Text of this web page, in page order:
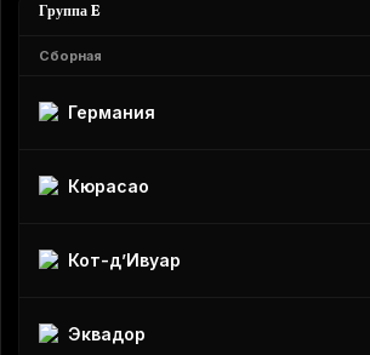
Группа E
Сборная
Германия
Кюрасао
Кот-д’Ивуар
Эквадор